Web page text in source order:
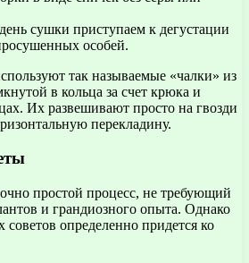
сушки приступаем к дегустации
особей.
так называемые «чалки» из
в кольца за счет крюка и
Их развешивают просто на гвозди
перекладину.
простой процесс, не требующий
и грандиозного опыта. Однако
советов определенно придется ко